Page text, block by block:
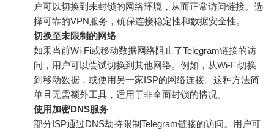
户可以切换到未封锁的网络环境，从而正常访问链接。选
择可靠的VPN服务，确保连接稳定性和数据安全性。
切换至未限制的网络
如果当前Wi-Fi或移动数据网络阻止了Telegram链接的访
问，用户可以尝试切换到其他网络。例如，从Wi-Fi切换
到移动数据，或使用另一家ISP的网络连接。这种方法简
单且无需额外工具，适用于非全面封锁的情况。
使用加密DNS服务
部分ISP通过DNS劫持限制Telegram链接的访问。用户可